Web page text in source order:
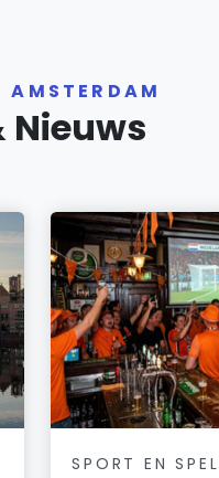
AMSTERDAM
Nieuws
SPORT EN SPEL